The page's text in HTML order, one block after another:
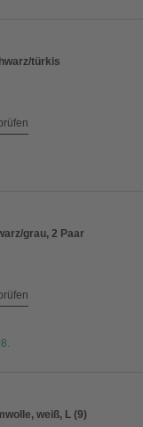
türkis
grau, 2 Paar
weiß, L (9)